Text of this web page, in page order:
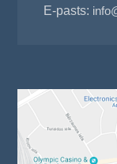
E-pasts: